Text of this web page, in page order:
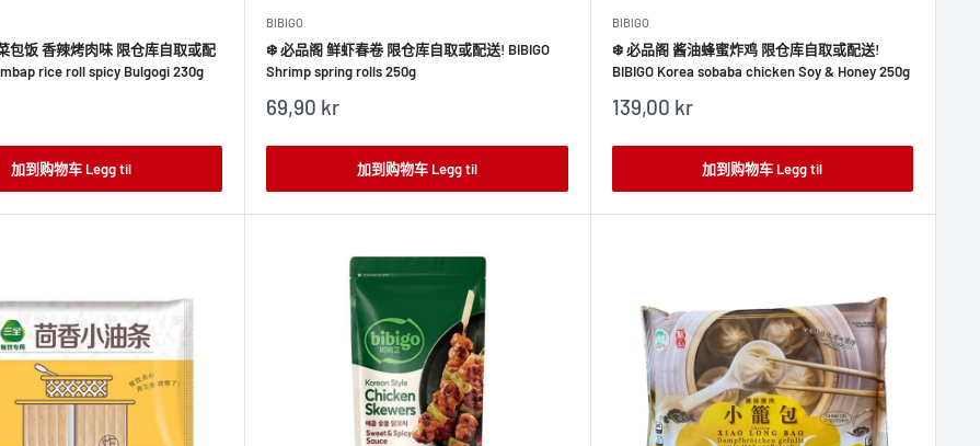
包饭 香辣烤肉味 限仓库自取或配
rice roll spicy Bulgogi 230g
加到购物车 Legg til
BIBIGO
❄️ 必品阁 鲜虾春卷 限仓库自取或配送! BIBIGO
Shrimp spring rolls 250g
销
价
69,90 kr
加到购物车 Legg til
BIBIGO
❄️ 必品阁 酱油蜂蜜炸鸡 限仓库自取或配送!
BIBIGO Korea sobaba chicken Soy & Honey 250g
销
价
139,00 kr
加到购物车 Legg til